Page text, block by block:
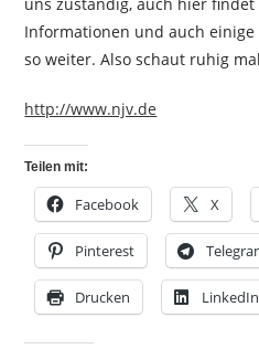
Informationen und auch
so weiter. Also schaut ruhig
http://www.njv.de
Teilen mit:
Facebook X
Pinterest
Drucken LinkedIn